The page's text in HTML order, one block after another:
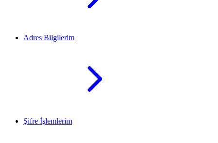
Adres Bilgilerim
Şifre İşlemlerim